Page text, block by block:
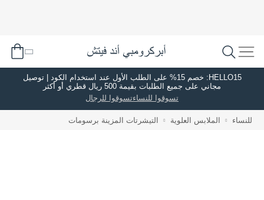
HELLO15: خصم 15% على الطلب الأول عند استخدام الكود | توصيل
مجاني على جميع الطلبات بقيمة 500 ريال قطري أو أكثر
تسوقوا للنساءتسوقوا للرجال
للنساء الملابس العلوية التيشرتات المزينة برسومات